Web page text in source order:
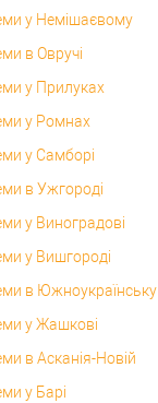
у Немішаєвому
в Овручі
у Прилуках
у Ромнах
у Самборі
в Ужгороді
у Виноградові
у Вишгороді
в Южноукраїнську
у Жашкові
в Асканія-Новій
у Барі